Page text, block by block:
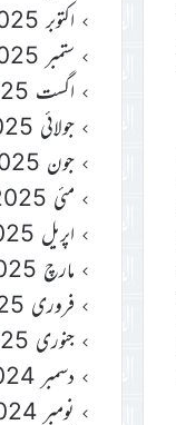
اکتوبر 2025
ستمبر 2025
اگست 2025
جولائی 2025
جون 2025
مئی 2025
اپریل 2025
مارچ 2025
فروری 2025
جنوری 2025
دسمبر 2024
نومبر 2024